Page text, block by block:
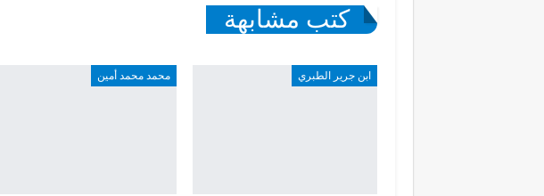
كتب مشابهة
ابن جرير الطبري محمد محمد أمين